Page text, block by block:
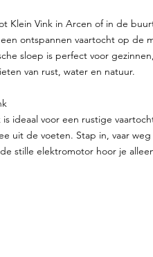
Klein Vink in Arcen of in de
ontspannen vaartocht op de
sloep is perfect voor
van rust, water en natuur.
ideaal voor een rustige
uit de voeten. Stap in, vaar
stille elektromotor hoor je